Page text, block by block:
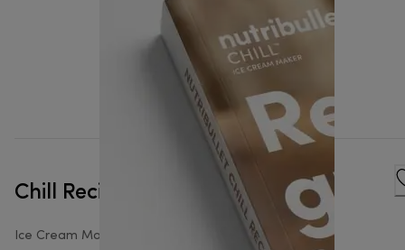
Chill Recipe Book
Ice Cream Makers Accessories